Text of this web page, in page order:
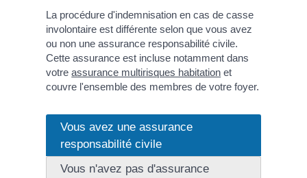
La procédure d'indemnisation en cas de casse
involontaire est différente selon que vous avez
ou non une assurance responsabilité civile.
Cette assurance est incluse notamment dans
votreassurance multirisques habitation et
couvre l'ensemble des membres de votre foyer.
Vous avez une assurance
responsabilité civile
Vous n'avez pas d'assurance